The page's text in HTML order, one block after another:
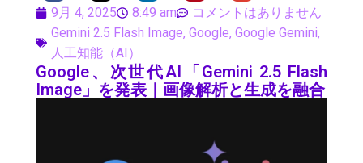
9月 4, 2025 8:49 am
コメントはありません
Gemini 2.5 Flash Image, Google, Google Gemini,
人工知能（AI）
Google、次世代AI「Gemini 2.5 Flash
Image」を発表｜画像解析と生成を融合